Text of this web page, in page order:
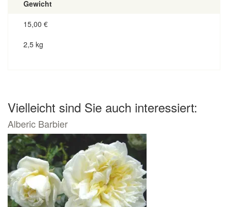
Gewicht
15,00 €
2,5 kg
Vielleicht sind Sie auch interessiert:
Alberic Barbier